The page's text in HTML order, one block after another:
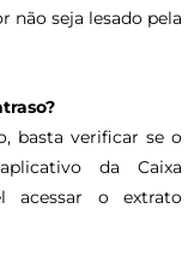
não seja lesado pela
basta verificar se o
da Caixa
acessar o extrato